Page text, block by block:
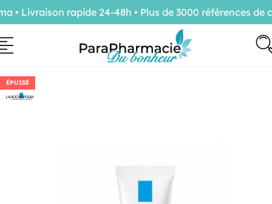
ÉPUISÉ
Livraison rapide 24-48h • Plus de 3000 références de